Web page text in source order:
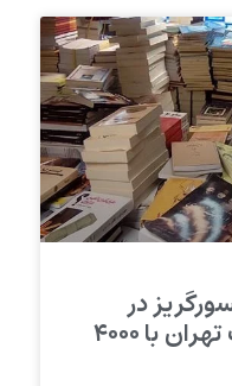
در
محدوده خیابان انقلاب تهران با ۴۰۰۰